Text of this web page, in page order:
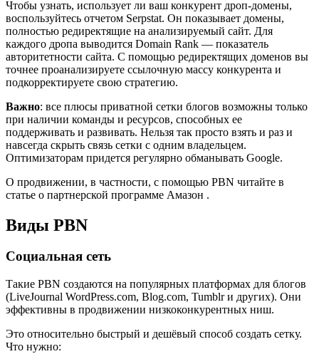
Чтобы узнать, использует ли ваш конкурент дроп-домены,
воспользуйтесь отчетом Serpstat. Он показывает домены,
полностью редиректящие на анализируемый сайт. Для
каждого дропа выводится Domain Rank — показатель
авторитетности сайта. С помощью редиректящих доменов вы
точнее проанализируете ссылочную массу конкурента и
подкорректируете свою стратегию.
Важно: все плюсы приватной сетки блогов возможны только
при наличии команды и ресурсов, способных ее
поддерживать и развивать. Нельзя так просто взять и раз и
навсегда скрыть связь сетки с одним владельцем.
Оптимизаторам придется регулярно обманывать Google.
О продвижении, в частности, с помощью PBN читайте в
статье о партнерской программе Амазон .
Виды PBN
Социальная сеть
Такие PBN создаются на популярных платформах для блогов
(LiveJournal WordPress.com, Blog.com, Tumblr и других). Они
эффективны в продвижении низкоконкурентных ниш.
Это относительно быстрый и дешёвый способ создать сетку.
Что нужно: